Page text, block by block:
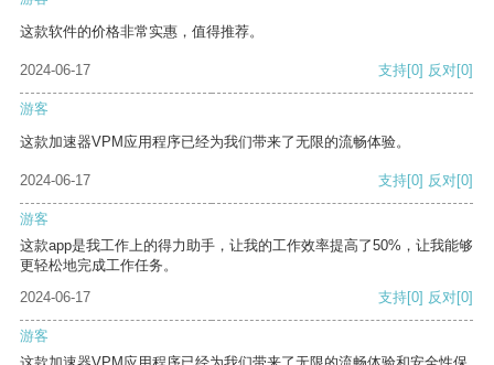
这款软件的价格非常实惠，值得推荐。
2024-06-17 支持[0] 反对[0]
游客
这款加速器VPM应用程序已经为我们带来了无限的流畅体验。
2024-06-17 支持[0] 反对[0]
游客
这款app是我工作上的得力助手，让我的工作效率提高了50%，让我能够
更轻松地完成工作任务。
2024-06-17
支持[0] 反对[0]
游客